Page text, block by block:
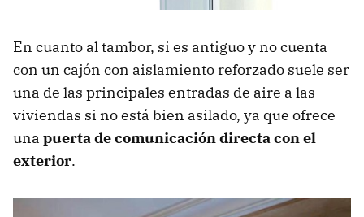
En cuanto al tambor, si es antiguo y no cuenta
con un cajón con aislamiento reforzado suele ser
una de las principales entradas de aire a las
viviendas si no está bien asilado, ya que ofrece
una puerta de comunicación directa con el
exterior.